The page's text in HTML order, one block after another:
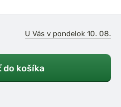
U Vás v pondelok 10. 08.
do košíka